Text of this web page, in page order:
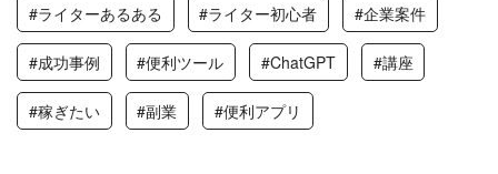
#ライターあるある #ライター初心者 #企業案件
#成功事例 #便利ツール #ChatGPT #講座
#稼ぎたい #副業 #便利アプリ